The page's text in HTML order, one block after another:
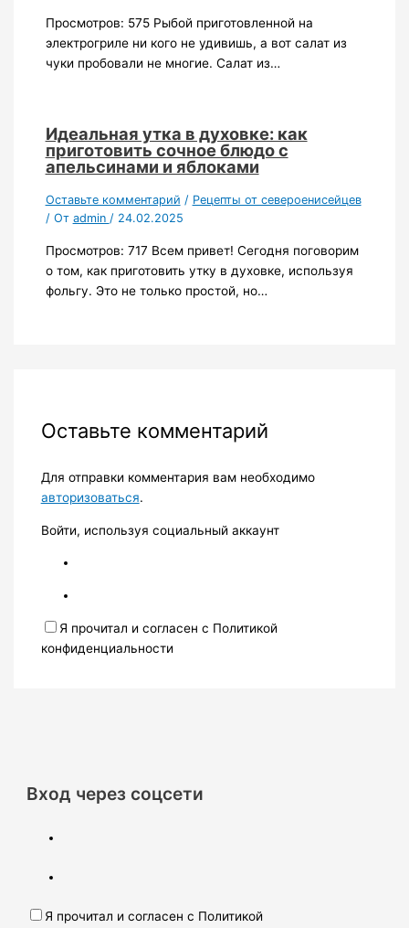
Просмотров: 575 Рыбой приготовленной на
электрогриле ни кого не удивишь, а вот салат из
чуки пробовали не многие. Салат из…
Идеальная утка в духовке: как
приготовить сочное блюдо с
апельсинами и яблоками
Оставьте комментарий / Рецепты от североенисейцев
/ От admin / 24.02.2025
Просмотров: 717 Всем привет! Сегодня поговорим
о том, как приготовить утку в духовке, используя
фольгу. Это не только простой, но…
Оставьте комментарий
Для отправки комментария вам необходимо
авторизоваться.
Войти, используя социальный аккаунт
Я прочитал и согласен с Политикой
конфиденциальности
Вход через соцсети
Я прочитал и согласен с Политикой